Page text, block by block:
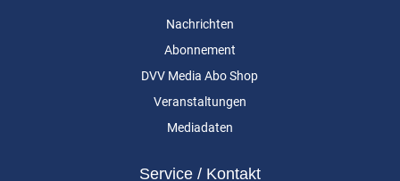
Nachrichten
Abonnement
DVV Media Abo Shop
Veranstaltungen
Mediadaten
Service / Kontakt